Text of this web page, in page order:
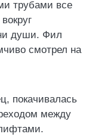
трубами все
души. Фил
смотрел на
покачивалась
между